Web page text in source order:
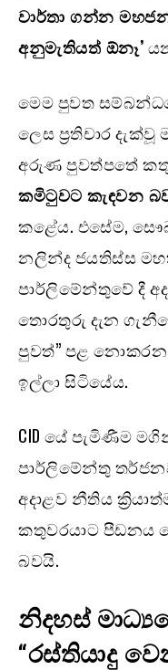
වාර්තා ගන්න
අනුමැතියත් ඕනෑ’
මෙම පුවත
ලෙස ප්‍රතිචාර
අරුණ පුවත්පතේ
කමිටුවට කැඳවන
කළේය. එසේම,
නලින්ද ජයතිස්ස
පාර්ලිමේන්තුවේ දී
තොරතුරු දැන
පුවත්” පළ
ඉල්ලා සිටියේය.
CID යේ පැමිණීම
පාර්ලිමේන්තු
අදාළව නීතිය
කතුවරයාට පීඩනය
බවයි.
නිදහස්
“රස්තියාදු